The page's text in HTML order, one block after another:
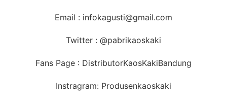
Email : infokagusti@gmail.com
Twitter : @pabrikaoskaki
Fans Page : DistributorKaosKakiBandung
Instragram: Produsenkaoskaki